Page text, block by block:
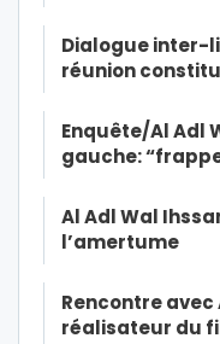
Dialogue inter-
réunion
Enquête/Al Adl
gauche:
Al Adl Wal
l’amertume
Rencontre
réalisateur du